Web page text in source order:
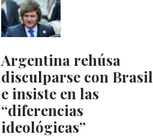
Argentina rehúsa
disculparse con Brasil
e insiste en las
“diferencias
ideológicas”